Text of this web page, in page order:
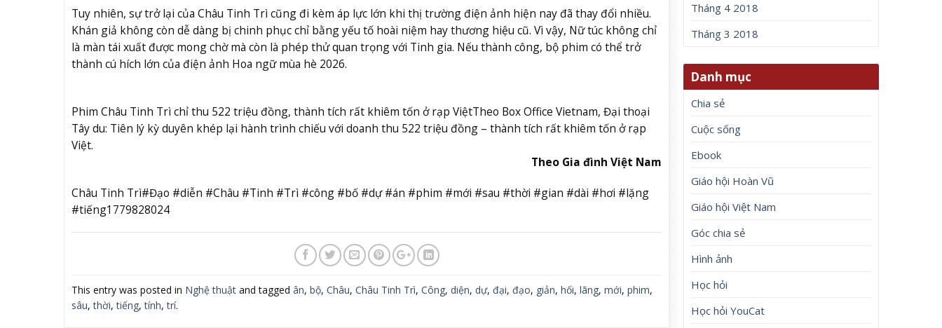
Tuy nhiên, sự trở lại của Châu Tinh Trì cũng đi kèm áp lực lớn khi thị trường điện ảnh hiện nay đã thay đổi nhiều.
Khán giả không còn dễ dàng bị chinh phục chỉ bằng yếu tố hoài niệm hay thương hiệu cũ. Vì vậy, Nữ túc không chỉ
là màn tái xuất được mong chờ mà còn là phép thử quan trọng với Tinh gia. Nếu thành công, bộ phim có thể trở
thành cú hích lớn của điện ảnh Hoa ngữ mùa hè 2026.
Phim Châu Tinh Trì chỉ thu 522 triệu đồng, thành tích rất khiêm tốn ở rạp ViệtTheo Box Office Vietnam, Đại thoại
Tây du: Tiên lý kỳ duyên khép lại hành trình chiếu với doanh thu 522 triệu đồng – thành tích rất khiêm tốn ở rạp
Việt.
Theo Gia đình Việt Nam
Châu Tinh Trì#Đạo #diễn #Châu #Tinh #Trì #công #bố #dự #án #phim #mới #sau #thời #gian #dài #hơi #lặng
#tiếng1779828024
This entry was posted in Nghệ thuậtand tagged ân, bộ, Châu, Châu Tinh Trì, Công, diện, dự, đại, đạo, giản, hối, lãng, mới, phim,
sâu,thời,tiếng,tính,trí.
Tháng 4 2018
Tháng 3 2018
Danh mục
Chia sẻ
Cuộc sống
Ebook
Giáo hội Hoàn Vũ
Giáo hội Việt Nam
Góc chia sẻ
Hình ảnh
Học hỏi
Học hỏi YouCat